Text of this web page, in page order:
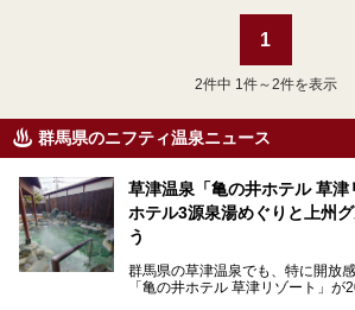
1
2件中 1件～2件を表示
群馬県のニフティ温泉ニュース
草津温泉「亀の井ホテル 草
ホテル3源泉湯めぐりと上州
う
群馬県の草津温泉でも、特に開放
「亀の井ホテル 草津リゾート」が